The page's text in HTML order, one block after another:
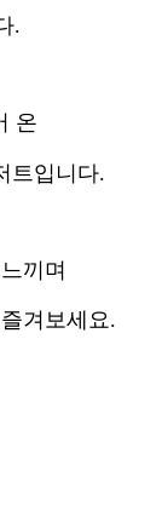
.
온
트입니다.
끼며
겨보세요.